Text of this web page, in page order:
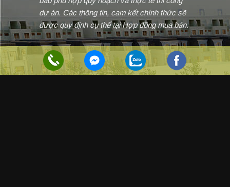
dự án. Các thông tin, cam kết chính thức sẽ
được quy định cụ thể tại Hợp đồng mua bán.